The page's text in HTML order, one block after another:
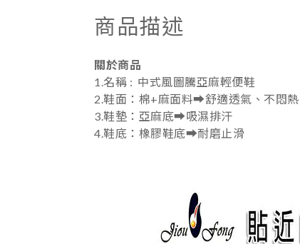
商品描述
關於商品
1.名稱 : 中式風圖騰亞麻輕便鞋
2.鞋面：棉+麻面料➡️舒適透氣、不悶熱
3.鞋墊：亞麻底➡️吸濕排汗
4.鞋底：橡膠鞋底➡️耐磨止滑